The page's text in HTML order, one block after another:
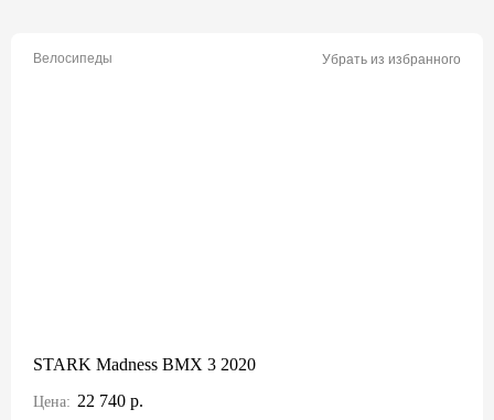
Велосипеды Убрать из избранного
STARK Madness BMX 3 2020
Цена: 22 740 р.